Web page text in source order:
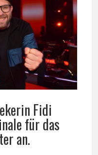
Fidi
für das
an.